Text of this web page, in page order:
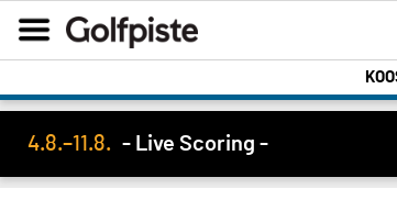
4.8.–11.8. - Live Scoring -